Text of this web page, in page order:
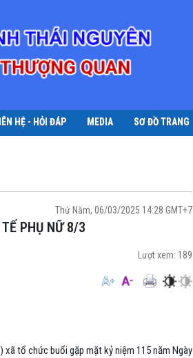
HỆ - HỎI ĐÁP MEDIA SƠ ĐỒ TRANG
Thứ Năm, 06/03/2025 14:28 GMT+7
TẾ PHỤ NỮ 8/3
Lượt xem: 189
tổ chức buổi gặp mặt kỷ niệm 115 năm Ngày